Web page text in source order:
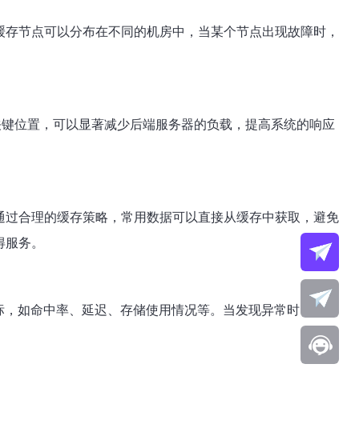
节点可以分布在不同的机房中，当某个节点出现故障时，
位置，可以显著减少后端服务器的负载，提高系统的响应
合理的缓存策略，常用数据可以直接从缓存中获取，避免
务。
如命中率、延迟、存储使用情况等。当发现异常时，及时